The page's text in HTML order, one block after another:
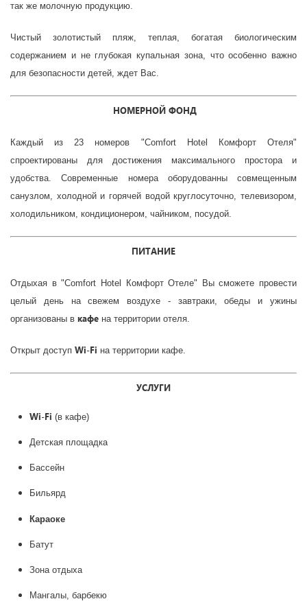
так же молочную продукцию.
Чистый золотистый пляж, теплая, богатая биологическим
содержанием и не глубокая купальная зона, что особенно важно
для безопасности детей, ждет Вас.
НОМЕРНОЙ ФОНД
Каждый из 23 номеров "Comfort Hotel
Комфорт Отеля"
спроектированы для достижения максимального простора и
удобства. Современные номера оборудованны совмещенным
санузлом, холодной и горячей водой круглосуточно, телевизором,
холодильником, кондиционером, чайником, посудой.
ПИТАНИЕ
Отдыхая в "Comfort Hotel Комфорт Отеле" Вы сможете провести
целый день на свежем воздухе - завтраки, обеды и ужины
организованы в кафе на территории отеля.
Открыт доступ Wi-Fi на территории кафе.
УСЛУГИ
Wi-Fi (в кафе)
Детская площадка
Бассейн
Бильярд
Караоке
Батут
Зона отдыха
Мангалы, барбекю